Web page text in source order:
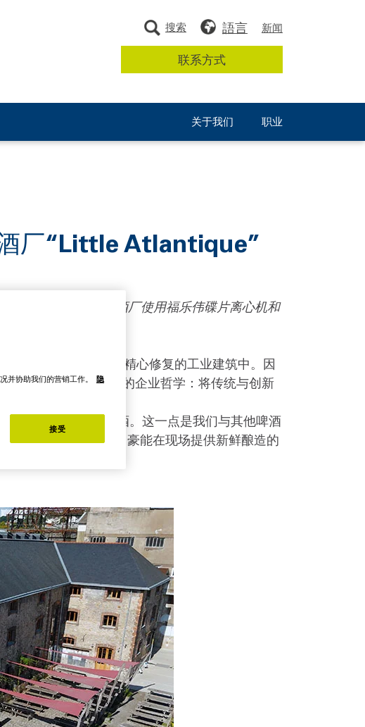
职业
关于我们
語言 新闻
搜索
联系方式
厂“Little Atlantique”
的企业宗旨。啤酒厂使用福乐伟碟片离心机和
座历史悠久的经过精心修复的工业建筑中。因
置也体现了啤酒厂的企业哲学：将传统与创新
系列，都是德国啤酒。这一点是我们与其他啤酒
绍说。“我们还很自豪能在现场提供新鲜酿造的
协助我们的营销工作。
隐
接受